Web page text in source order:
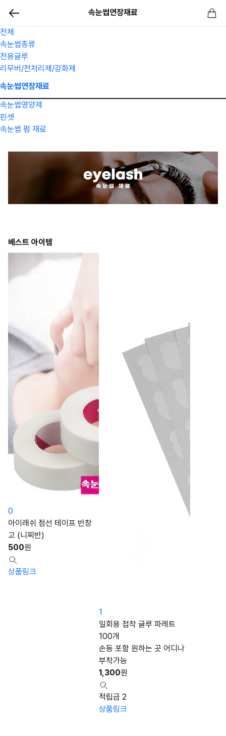
속눈썹연장재료
전체
속눈썹종류
전용글루
리무버/전처리제/강화제
속눈썹연장재료
속눈썹영양제
핀셋
속눈썹 펌 재료
베스트 아이템
0
아이래쉬 점선 테이프 반창
고 (니찌반)
500원
상품링크
1
일회용 접착 글루 파레트
100개
손등 포함 원하는 곳 어디나
부착가능
1,300원
적립금 2
상품링크